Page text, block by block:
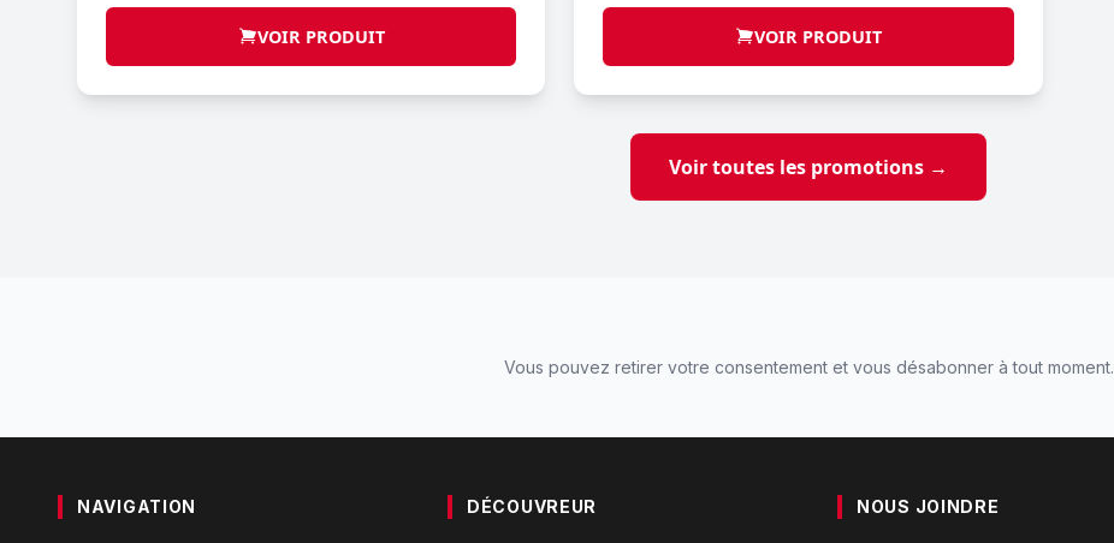
VOIR PRODUIT VOIR PRODUIT
Voir toutes les promotions →
Vous pouvez retirer votre consentement et vous désabonner à tout moment.
NAVIGATION DÉCOUVREUR NOUS JOINDRE